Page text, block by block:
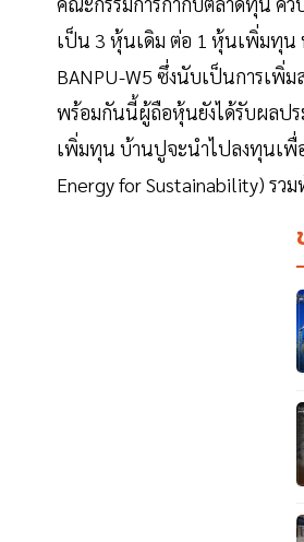
เป็น 3 หุ้นเดิม ต่อ 1 หุ้นเพิ่มทุน
BANPU-W5 ซึ่งนับเป็นการเพิ่
พร้อมกันนี้ผู้ถือหุ้นยังได้รับผลป
เพิ่มทุน บ้านปูจะนำไปลงทุนเพื่
Energy for Sustainability) รว